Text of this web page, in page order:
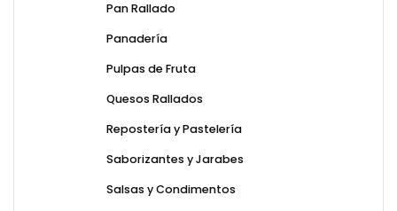
Pan Rallado
Panadería
Pulpas de Fruta
Quesos Rallados
Repostería y Pastelería
Saborizantes y Jarabes
Salsas y Condimentos